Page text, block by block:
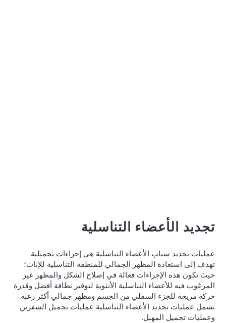
تجديد الأعضاء التناسلية
عمليات تجديد شباب الأعضاء التناسلية هي إجراءات تجميلية
تهدف إلى استعادة المظهر الجمالي للمنطقة التناسلية للإناث؛
حيث تكون هذه الإجراءات فعالة في إصلاح الشكل والمظهر غير
المرغوب فيه للأعضاء التناسلية الأنثوية لتوفير نظافة أفضل وقدرة
حركة مريحة للجزء السفلي من الجسم ومظهر جمالي أكثر رغبة.
تشمل عمليات تجديد الأعضاء التناسلية عمليات تجميل الشفرين
وعمليات تجميل المهبل.